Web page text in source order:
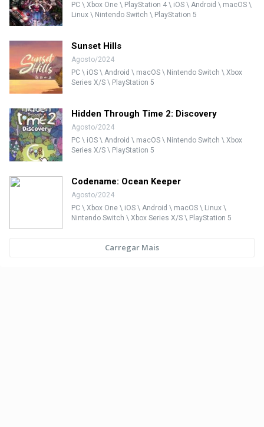
PC \ Xbox One \ PlayStation 4 \ iOS \ Android \ macOS \
Linux \ Nintendo Switch \ PlayStation 5
Sunset Hills
Agosto/2024
PC \ iOS \ Android \ macOS \ Nintendo Switch \ Xbox
Series X/S \ PlayStation 5
Hidden Through Time 2: Discovery
Agosto/2024
PC \ iOS \ Android \ macOS \ Nintendo Switch \ Xbox
Series X/S \ PlayStation 5
Codename: Ocean Keeper
Agosto/2024
PC \ Xbox One \ iOS \ Android \ macOS \ Linux \
Nintendo Switch \ Xbox Series X/S \ PlayStation 5
Carregar Mais